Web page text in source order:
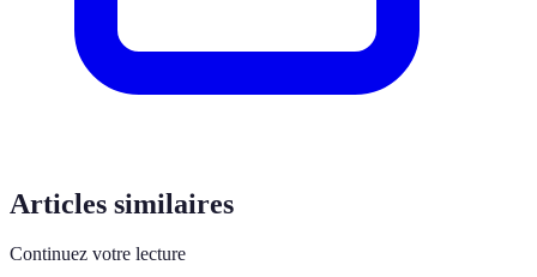
Articles similaires
Continuez votre lecture